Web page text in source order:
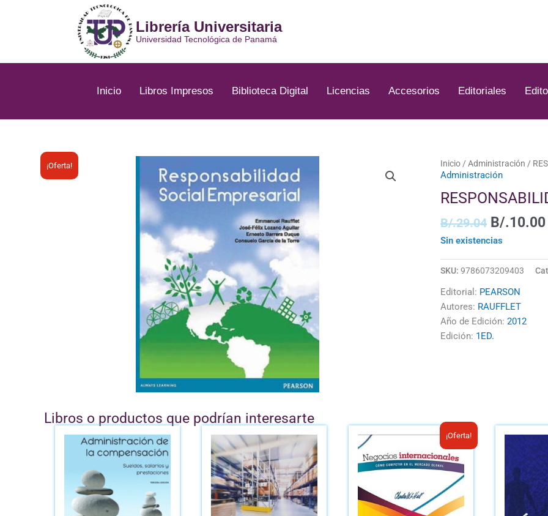
Librería Universitaria
Universidad Tecnológica de Panamá
Inicio Libros Impresos Biblioteca Digital Licencias Accesorios Editoriales
¡Oferta! Inicio / Administración /
Administración
B/.29.04
El
precio
original
era:
B/.29.04.
B/.10.00
Sin existencias
SKU: 9786073209403
Editorial: PEARSON
Autores: RAUFFLET
Año de Edición: 2012
Edición: 1ED.
Libros o productos que podrían interesarte
¡Oferta!
El
precio
original
B/.40.34.
El
precio
actual
es:
B/.27.00.